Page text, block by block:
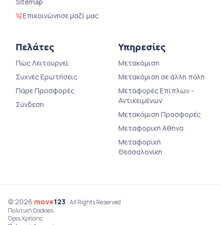
Επικοινώνησε μαζί μας
Πελάτες
Πώς Λειτουργεί
Συχνές Ερωτήσεις
Πάρε Προσφορές
Σύνδεση
Υπηρεσίες
Μετακόμιση
Μετακόμιση σε άλλη πόλη
Μεταφορές Επίπλων -
Αντικειμένων
Μετακόμιση Προσφορές
Μεταφορική Αθήνα
Μεταφορική
Θεσσαλονίκη
© 2026 move123 · All Rights Reserved
Πολιτική Cookies
Όροι Χρήσης